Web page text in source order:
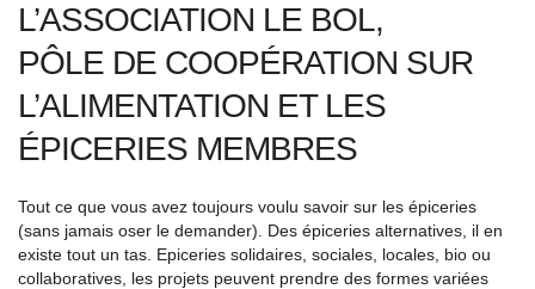
L’ASSOCIATION LE BOL,
PÔLE DE COOPÉRATION SUR
L’ALIMENTATION ET LES
ÉPICERIES MEMBRES
Tout ce que vous avez toujours voulu savoir sur les épiceries
(sans jamais oser le demander). Des épiceries alternatives, il en
existe tout un tas. Epiceries solidaires, sociales, locales, bio ou
collaboratives, les projets peuvent prendre des formes variées